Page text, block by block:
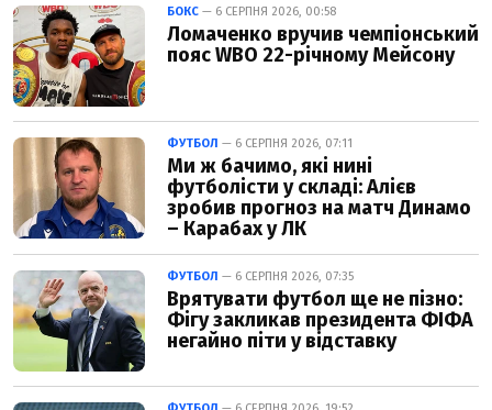
БОКС — 6 СЕРПНЯ 2026, 00:58
Ломаченко вручив чемпіонський
пояс WBO 22-річному Мейсону
ФУТБОЛ — 6 СЕРПНЯ 2026, 07:11
Ми ж бачимо, які нині
футболісти у складі: Алієв
зробив прогноз на матч Динамо
– Карабах у ЛК
ФУТБОЛ — 6 СЕРПНЯ 2026, 07:35
Врятувати футбол ще не пізно:
Фігу закликав президента ФІФА
негайно піти у відставку